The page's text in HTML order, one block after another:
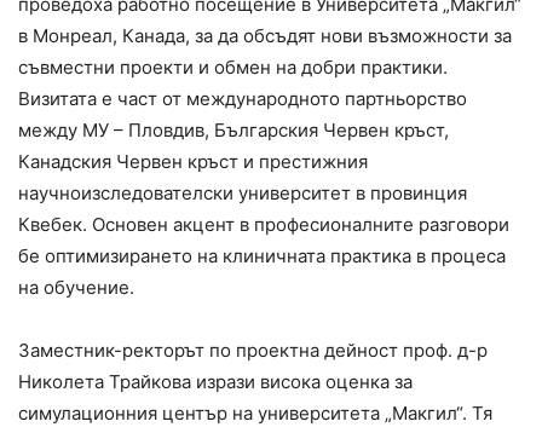
в Монреал, Канада, за да обсъдят нови възможности за
съвместни проекти и обмен на добри практики.
Визитата е част от международното партньорство
между МУ – Пловдив, Българския Червен кръст,
Канадския Червен кръст и престижния
научноизследователски университет в провинция
Квебек. Основен акцент в професионалните разговори
бе оптимизирането на клиничната практика в процеса
на обучение.
Заместник-ректорът по проектна дейност проф. д-р
Николета Трайкова изрази висока оценка за
симулационния център на университета „Макгил“. Тя